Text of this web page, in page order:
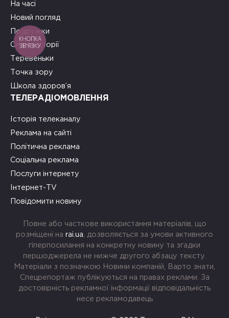
На часі
Новий погляд
Подружки
Смачні історії
Теревеньки
Точка зору
Школа здоров’я
ТЕЛЕРАДІОМОВЛЕННЯ
Історія телеканалу
Реклама на сайті
Політична реклама
Соціальна реклама
Послуги інтернету
Інтернет-TV
Повідомити новину
Повне або часткове використання матеріалів, що
розміщені на rai.ua , дозволяється за умови активного
гіперпосилання на конкретну новину та згадки
першоджерела не нижче другого абзацу тексту.
Матеріали з позначкою Новини компаній, Варто знати,
Спецрепортаж публікуються на правах реклами. За
достовірність рекламної інформації відповідальність
несе рекламодавець
КНОПКА
ЗВ'ЯЗКУ